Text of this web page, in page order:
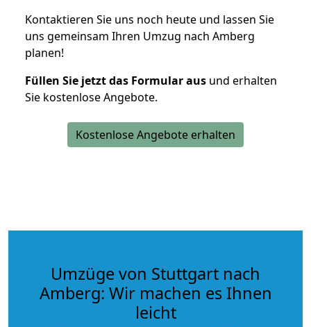
Kontaktieren Sie uns noch heute und lassen Sie
uns gemeinsam Ihren Umzug nach Amberg
planen!
Füllen Sie jetzt das Formular aus und erhalten
Sie kostenlose Angebote.
Kostenlose Angebote erhalten
Umzüge von Stuttgart nach
Amberg: Wir machen es Ihnen
leicht